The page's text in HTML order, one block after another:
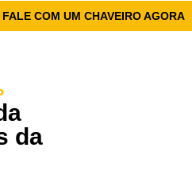
FALE COM UM CHAVEIRO AGORA
da